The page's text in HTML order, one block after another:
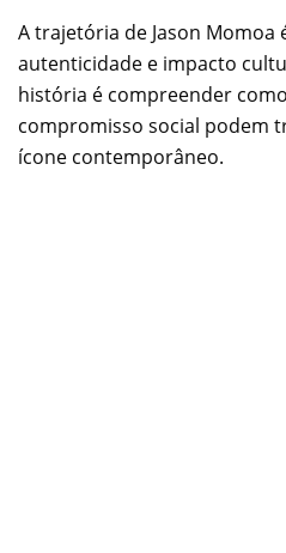
A trajetória de Jason Momoa
autenticidade e impacto
história é compreender
compromisso social podem
ícone contemporâneo.